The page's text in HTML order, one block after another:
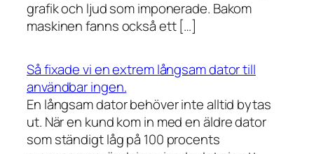
grafik och ljud som imponerade. Bakom
maskinen fanns också ett […]
Så fixade vi en extrem långsam dator till
användbar ingen.
En långsam dator behöver inte alltid bytas
ut. När en kund kom in med en äldre dator
som ständigt låg på 100 procents